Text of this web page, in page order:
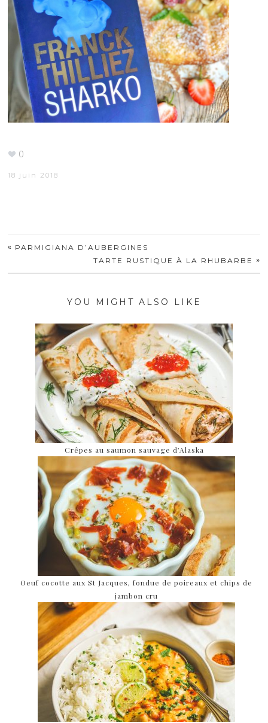
0
18 juin 2018
« PARMIGIANA D’AUBERGINES
TARTE RUSTIQUE À LA RHUBARBE »
YOU MIGHT ALSO LIKE
Crêpes au saumon sauvage d’Alaska
Oeuf cocotte aux St Jacques, fondue de poireaux et chips de
jambon cru